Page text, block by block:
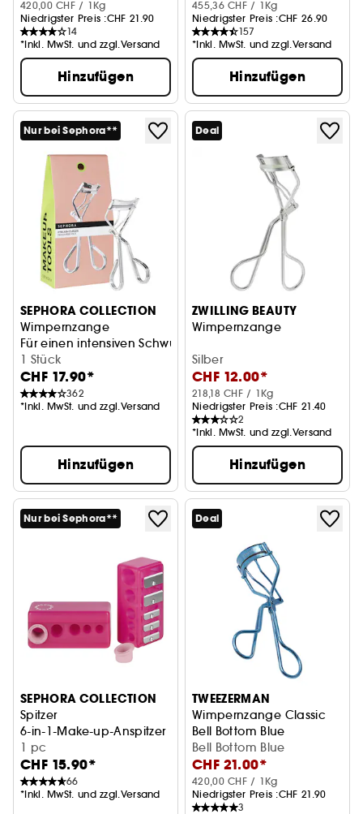
420,00 CHF / 1Kg
Niedrigster Preis :CHF 21.90
14
*Inkl. MwSt. und zzgl.Versand
Hinzufügen
455,36 CHF / 1Kg
Niedrigster Preis :CHF 26.90
157
*Inkl. MwSt. und zzgl.Versand
Hinzufügen
Nur bei Sephora**
SEPHORA COLLECTION
Wimpernzange
Für einen intensiven Schwung
1 Stück
CHF 17.90*
362
*Inkl. MwSt. und zzgl.Versand
Hinzufügen
Deal
ZWILLING BEAUTY
Wimpernzange
Silber
CHF 12.00*
218,18 CHF / 1Kg
Niedrigster Preis :CHF 21.40
2
*Inkl. MwSt. und zzgl.Versand
Hinzufügen
Nur bei Sephora**
SEPHORA COLLECTION
Spitzer
6-in-1-Make-up-Anspitzer
1 pc
CHF 15.90*
66
*Inkl. MwSt. und zzgl.Versand
Deal
TWEEZERMAN
Wimpernzange Classic
Bell Bottom Blue
Bell Bottom Blue
CHF 21.00*
420,00 CHF / 1Kg
Niedrigster Preis :CHF 21.90
3